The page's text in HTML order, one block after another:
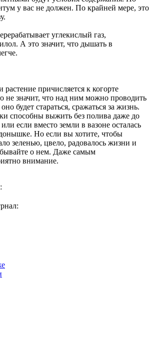
у вас не должен. По крайней мере, это
углекислый газ,
А это значит, что дышать в
причисляется к когорте
не значит, что над ним можно проводить
будет стараться, сражаться за жизнь.
способны выжить без полива даже до
если вместо земли в вазоне осталась
Но если вы хотите, чтобы
зеленью, цвело, радовалось жизни и
о нем. Даже самым
внимание.